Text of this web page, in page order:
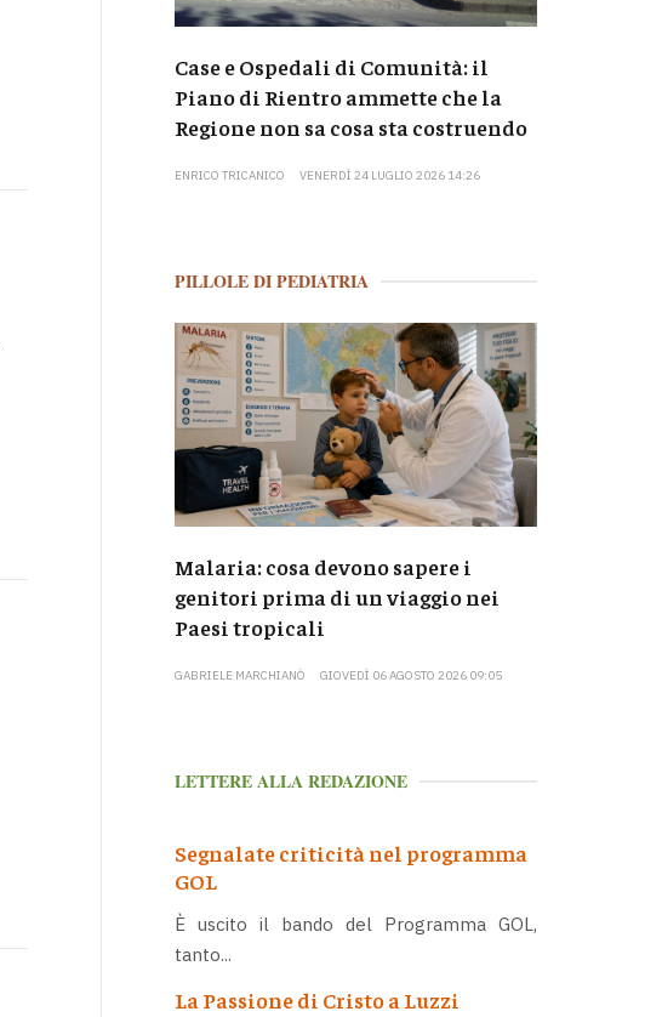
Case e Ospedali di Comunità: il
Piano di Rientro ammette che la
Regione non sa cosa sta costruendo
ENRICO TRICANICO VENERDÌ 24 LUGLIO 2026 14:26
PILLOLE DI PEDIATRIA
Malaria: cosa devono sapere i
genitori prima di un viaggio nei
Paesi tropicali
GABRIELE MARCHIANÒ GIOVEDÌ 06 AGOSTO 2026 09:05
LETTERE ALLA REDAZIONE
Segnalate criticità nel programma
GOL
È uscito il bando del Programma GOL,
tanto...
La Passione di Cristo a Luzzi